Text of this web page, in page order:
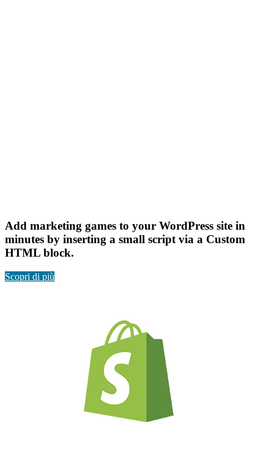
Add marketing games to your WordPress site in
minutes by inserting a small script via a Custom
HTML block.
Scopri di più